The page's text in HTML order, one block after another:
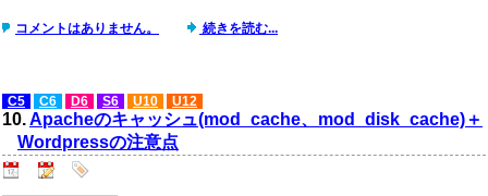
コメントはありません。 続きを読む...
C5 C6 D6 S6 U10 U12
10.Apacheのキャッシュ(mod_cache、mod_disk_cache)＋
Wordpressの注意点